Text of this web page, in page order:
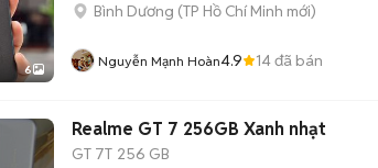
6
Bình Dương (TP Hồ Chí Minh mới)
Nguyễn Mạnh Hoàn4.9 14đã bán
Realme GT 7 256GB Xanh nhạt
GT 7T 256 GB